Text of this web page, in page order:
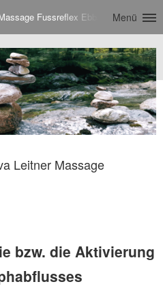
Fussreflex Ebbs Menü
Leitner Massage
bzw. die Aktivierung